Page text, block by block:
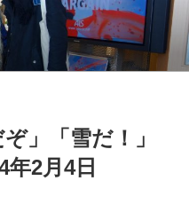
」「雪だ！」
2月4日